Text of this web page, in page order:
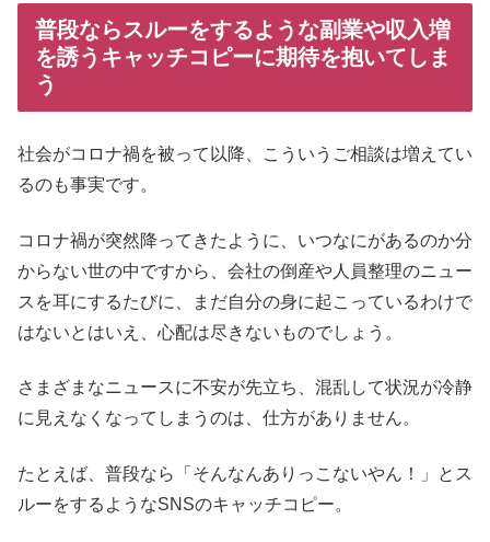
普段ならスルーをするような副業や収入増
を誘うキャッチコピーに期待を抱いてしま
う
社会がコロナ禍を被って以降、こういうご相談は増えてい
るのも事実です。
コロナ禍が突然降ってきたように、いつなにがあるのか分
からない世の中ですから、会社の倒産や人員整理のニュー
スを耳にするたびに、まだ自分の身に起こっているわけで
はないとはいえ、心配は尽きないものでしょう。
さまざまなニュースに不安が先立ち、混乱して状況が冷静
に見えなくなってしまうのは、仕方がありません。
たとえば、普段なら「そんなんありっこないやん！」とス
ルーをするようなSNSのキャッチコピー。